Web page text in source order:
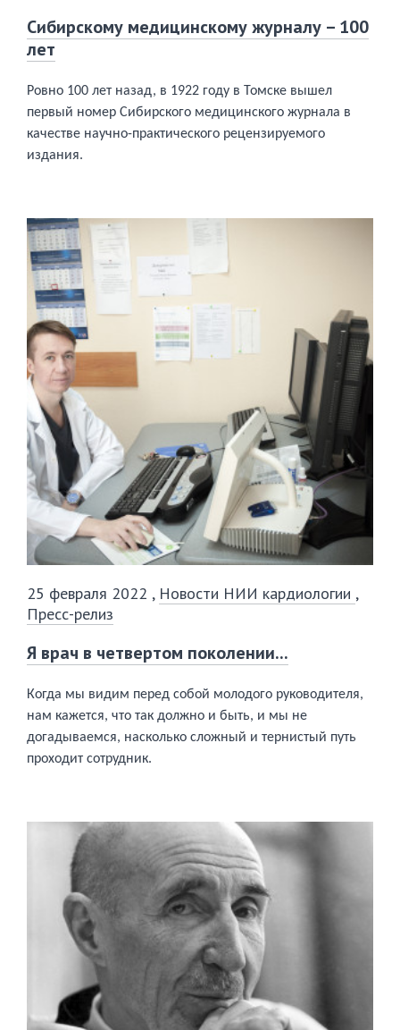
Сибирскому медицинскому журналу – 100
лет
Ровно 100 лет назад, в 1922 году в Томске вышел
первый номер Сибирского медицинского журнала в
качестве научно-практического рецензируемого
издания.
25 февраля 2022 , Новости НИИ кардиологии ,
Пресс-релиз
Я врач в четвертом поколении...
Когда мы видим перед собой молодого руководителя,
нам кажется, что так должно и быть, и мы не
догадываемся, насколько сложный и тернистый путь
проходит сотрудник.